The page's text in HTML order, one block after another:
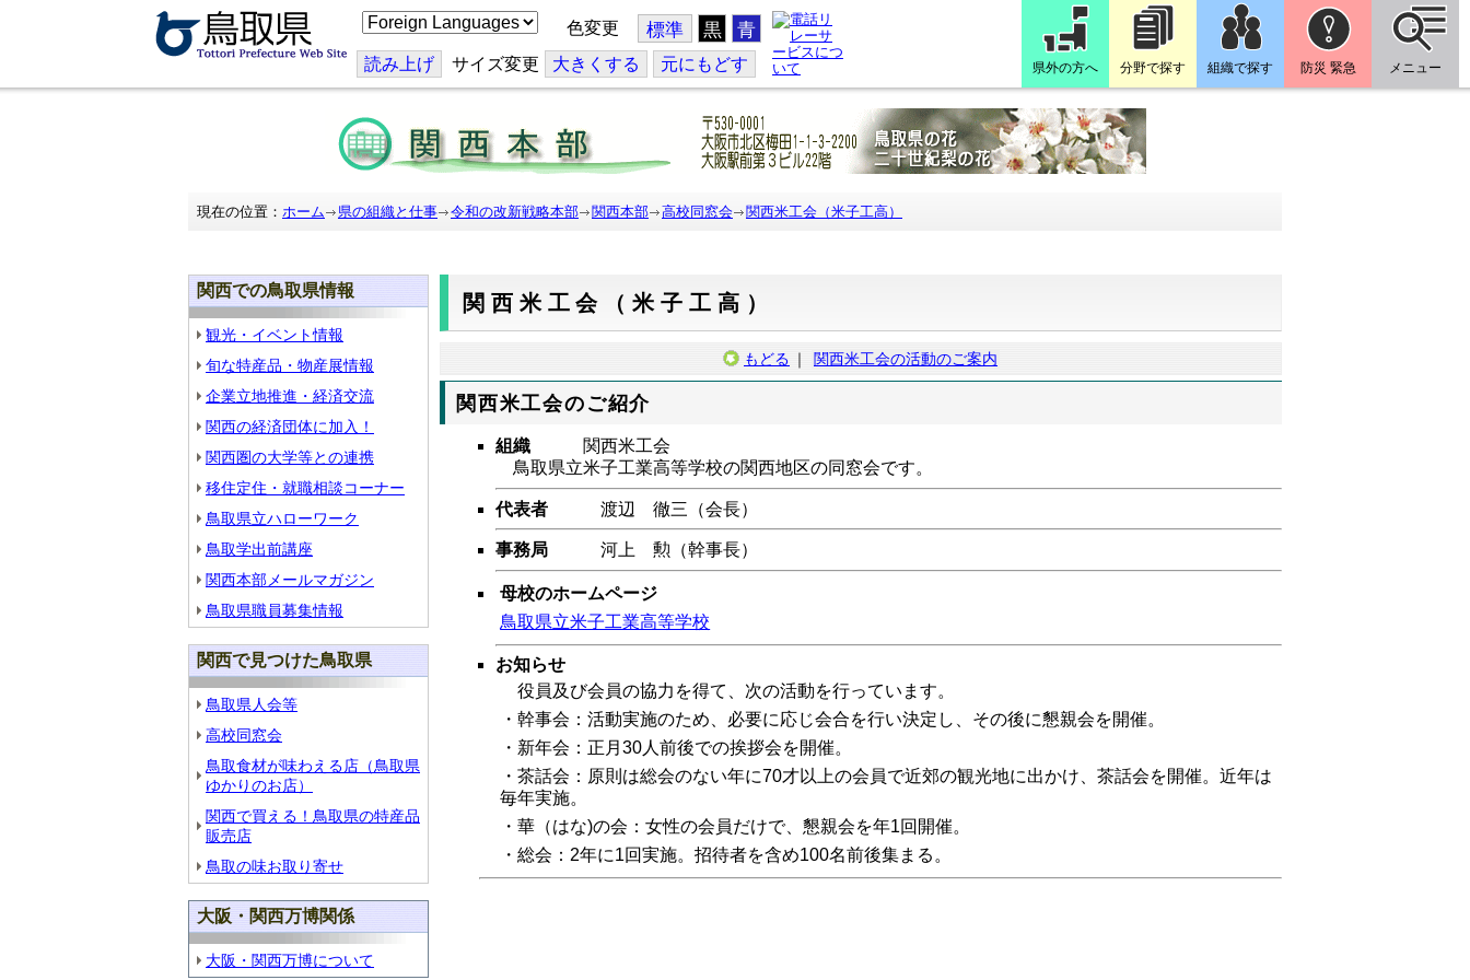
こ
の
ジ
を
訳
す
る
色変更 標準 黒 青
読み上げ サイズ変更 大きくする 元にもどす 県外の方へ 分野で探す 組織で探す 防災 緊急 メニュー
現在の位置： ホーム 県の組織と仕事 令和の改新戦略本部 関西本部 高校同窓会 関西米工会（米子工高）
関西での鳥取県情報
観光・イベント情報
旬な特産品・物産展情報
企業立地推進・経済交流
関西の経済団体に加入！
関西圏の大学等との連携
移住定住・就職相談コーナー
鳥取県立ハローワーク
鳥取学出前講座
関西本部メールマガジン
鳥取県職員募集情報
関西で見つけた鳥取県
鳥取県人会等
高校同窓会
鳥取食材が味わえる店（鳥取県
ゆかりのお店）
関西で買える！鳥取県の特産品
販売店
鳥取の味お取り寄せ
大阪・関西万博関係
大阪・関西万博について
関西米工会（米子工高）
もどる ｜ 関西米工会の活動のご案内
関西米工会のご紹介
組織 関西米工会
鳥取県立米子工業高等学校の関西地区の同窓会です。
代表者 渡辺 徹三（会長）
事務局 河上 勲（幹事長）
母校のホームページ
鳥取県立米子工業高等学校
お知らせ
役員及び会員の協力を得て、次の活動を行っています。
・幹事会：活動実施のため、必要に応じ会合を行い決定し、その後に懇親会を開催。
・新年会：正月30人前後での挨拶会を開催。
・茶話会：原則は総会のない年に70才以上の会員で近郊の観光地に出かけ、茶話会を開催。近年は
毎年実施。
・華（はな)の会：女性の会員だけで、懇親会を年1回開催。
・総会：2年に1回実施。招待者を含め100名前後集まる。